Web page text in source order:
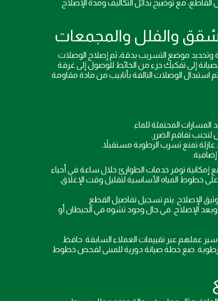
مع توضيح بدائل التكاليف ومدة الإصلاح
موضع التسريب بدقة، ثم إصلاح الوصلات
إلى تفكيك جزء من الحائط للوصول إلى غرفة
استبدال الوصلات التالفة بأنابيب من مادة مقاومة
المحتملة للماء.
تفاقم الضرر.
تمنع تسرب الرطوبة مستقبلاً.
مع إمكانية توفر خدمات الطوارئ خلال ساعة في أحياء
على خطوط المياه الأساسية لتقليل وقت الإغلاق.
الإصلاح. يتم تسجيل تفاصيل القطع
الإصلاح. في حال وجود تشوه في الحيطان أو
عملهم عبر تقييمات العملاء السابقة. حافظ
ضع خطة صيانة دورية للمبنى لفحص خطوط